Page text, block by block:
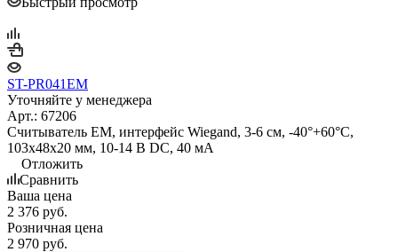
ST-PR041EM
Уточняйте у менеджера
Арт.: 67206
Считыватель EM, интерфейс Wiegand, 3-6 см, -40°+60°С,
103x48x20 мм, 10-14 В DC, 40 мA
Отложить
Сравнить
Ваша цена
2 376 руб.
Розничная цена
2 970 руб.